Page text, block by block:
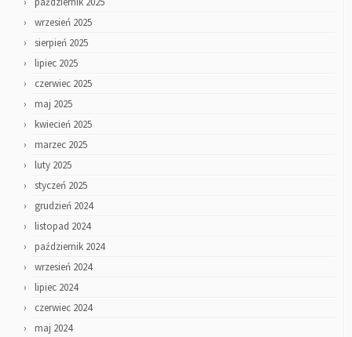
wrzesień 2025
sierpień 2025
lipiec 2025
czerwiec 2025
maj 2025
kwiecień 2025
marzec 2025
luty 2025
styczeń 2025
grudzień 2024
listopad 2024
październik 2024
wrzesień 2024
lipiec 2024
czerwiec 2024
maj 2024